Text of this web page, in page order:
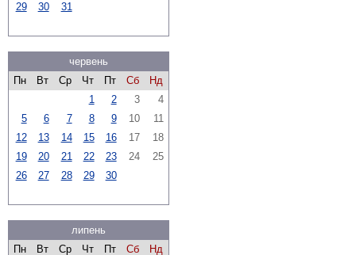
29
30 31
червень
Пн
Вт Ср Чт Пт Сб
Нд
1
2 3
4
5
6 7 8 9 10
11
12
13 14 15 16 17
18
19
20 21 22 23 24
25
26
27 28 29 30
липень
Пн
Вт Ср Чт Пт Сб
Нд